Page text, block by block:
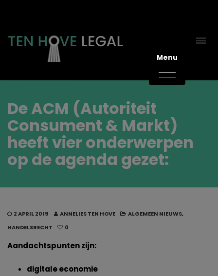
De ACM (Autoriteit
Consument & Markt)
heeft vier onderwerpen
op de agenda gezet:
2 APRIL 2019 ANNELIES TEN HOVE ALGEMEEN NIEUWS,
HANDELSRECHT
0
Aandachtspunten zijn:
digitale economie
Menu